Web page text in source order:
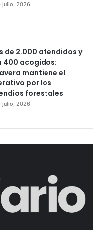
julio, 2026
de 2.000 atendidos y
400 acogidos:
mantiene el
por los
forestales
julio, 2026